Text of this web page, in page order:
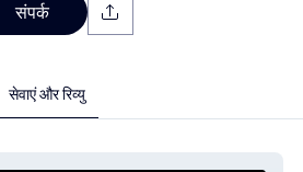
संपर्क
सेवाएं और रिव्यु